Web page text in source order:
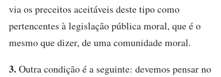
via os preceitos aceitáveis deste tipo como
pertencentes à legislação pública moral, que é o
mesmo que dizer, de uma comunidade moral.
3. Outra condição é a seguinte: devemos pensar no